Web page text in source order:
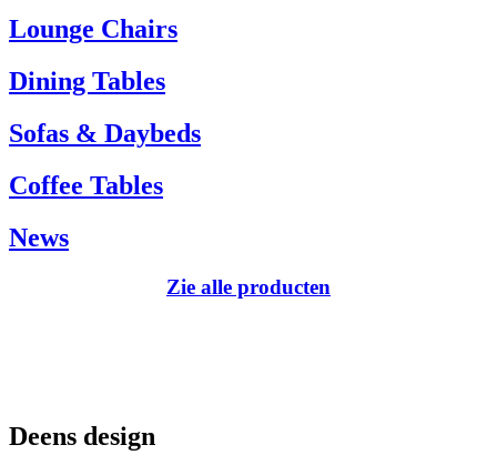
Tel.: +45 66 12 14 04
info@carlhansen.dk
Lounge Chairs
Dining Tables
Sofas & Daybeds
Coffee Tables
News
Zie alle producten
Deens design